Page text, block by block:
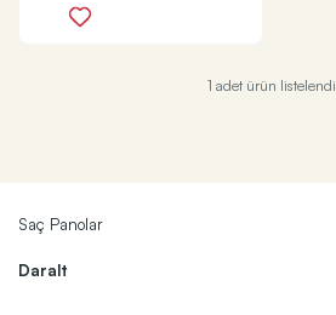
1 adet ürün listelendi
Saç Panolar
Daralt